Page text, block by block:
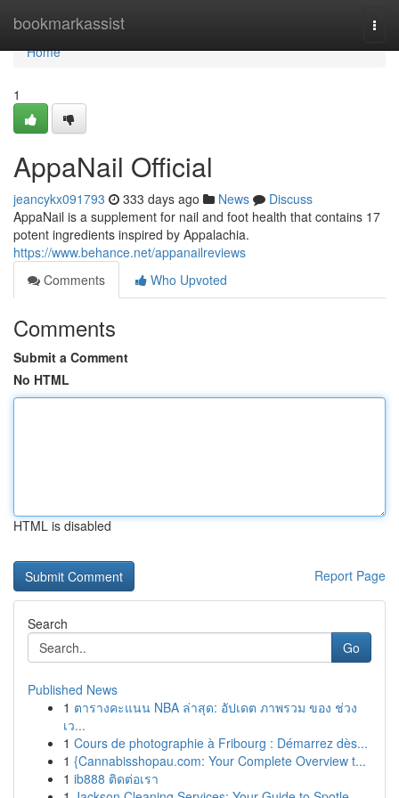
bookmarkassist
Home
Home
1
AppaNail Official
jeancykx091793 333 days ago News
Discuss
AppaNail is a supplement for nail and foot health that contains 17
potent ingredients inspired by Appalachia.
https://www.behance.net/appanailreviews
Comments
Who Upvoted
Comments
Submit a Comment
No HTML
HTML is disabled
Report Page
Search
Go
Published News
1 ตารางคะแนน NBA ล่าสุด: อัปเดต ภาพรวม ของ ช่วง
เว...
1 Cours de photographie à Fribourg : Démarrez dès...
1 {Cannabisshopau.com: Your Complete Overview t...
1 ib888 ติดต่อเรา